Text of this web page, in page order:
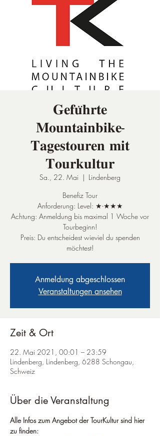
𝐆𝐞𝐟𝐮̈𝐡𝐫𝐭𝐞
𝐌𝐨𝐮𝐧𝐭𝐚𝐢𝐧𝐛𝐢𝐤𝐞-
𝐓𝐚𝐠𝐞𝐬𝐭𝐨𝐮𝐫𝐞𝐧 𝐦𝐢𝐭
𝐓𝐨𝐮𝐫𝐤𝐮𝐥𝐭𝐮𝐫
Sa., 22. Mai
  |
Lindenberg
Benefiz Tour
Anforderung: Level: ★-★★★
Achtung: Anmeldung bis maximal 1 Woche vor
Tourbeginn!
Preis: Du entscheidest wieviel du spenden
möchtest!
Anmeldung abgeschlossen
Veranstaltungen ansehen
Zeit & Ort
22. Mai 2021, 00:01 – 23:59
Lindenberg, Lindenberg, 6288 Schongau,
Schweiz
Über die Veranstaltung
Alle Infos zum Angebot der TourKultur sind hier
zu finden: